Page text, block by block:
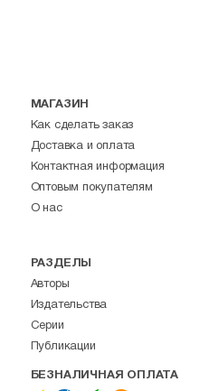
МАГАЗИН
Как сделать заказ
Доставка и оплата
Контактная информация
Оптовым покупателям
О нас
РАЗДЕЛЫ
Авторы
Издательства
Серии
Публикации
БЕЗНАЛИЧНАЯ ОПЛАТА